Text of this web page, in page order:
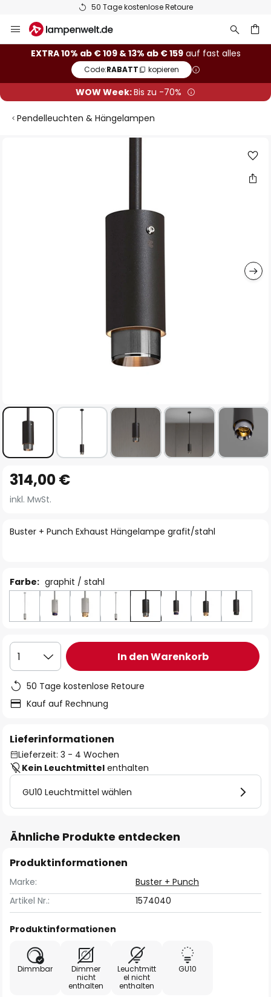
50 Tage kostenlose Retoure
Inhalt
springen
EXTRA 10% ab € 109 & 13% ab € 159auf fast alles
Code:RABATT kopieren
WOW Week:Bis zu -70%
Pendelleuchten & Hängelampen
Anfang
der
springen
Buster + Punch Exhaust Hängelampe grafit/stahl
314,00 €
inkl. MwSt.
Farbe: graphit / stahl
1 In den Warenkorb
50 Tage kostenlose Retoure
Kauf auf Rechnung
Lieferinformationen
Lieferzeit: 3 - 4 Wochen
Kein Leuchtmittel enthalten
GU10 Leuchtmittel wählen
Ähnliche Produkte entdecken
Produktinformationen
Marke:
Buster + Punch
Artikel Nr.:
1574040
Produktinformationen
Dimmbar
Dimmer
nicht
enthalten
Leuchtmitt
el nicht
enthalten
GU10